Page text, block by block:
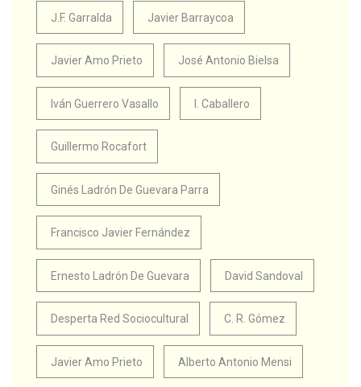
J.F. Garralda Javier Barraycoa
Javier Amo Prieto José Antonio Bielsa
Iván Guerrero Vasallo I. Caballero
Guillermo Rocafort
Ginés Ladrón De Guevara Parra
Francisco Javier Fernández
Ernesto Ladrón De Guevara David Sandoval
Desperta Red Sociocultural C. R. Gómez
Javier Amo Prieto Alberto Antonio Mensi